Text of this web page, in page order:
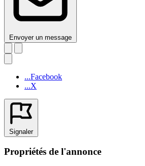
Envoyer un message
...Facebook
...X
Signaler
Propriétés de l'annonce